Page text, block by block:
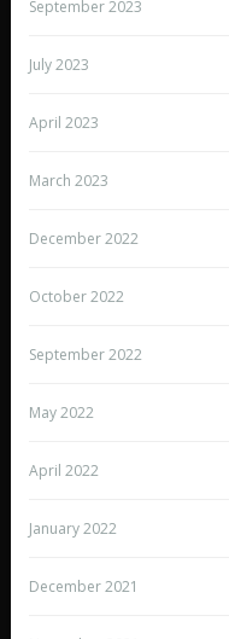
September 2023
July 2023
April 2023
March 2023
December 2022
October 2022
September 2022
May 2022
April 2022
January 2022
December 2021